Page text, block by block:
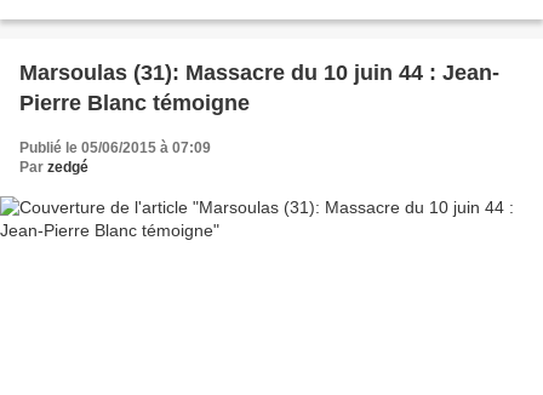
Marsoulas (31): Massacre du 10 juin 44 : Jean-
Pierre Blanc témoigne
Publié le 05/06/2015 à 07:09
Par zedgé